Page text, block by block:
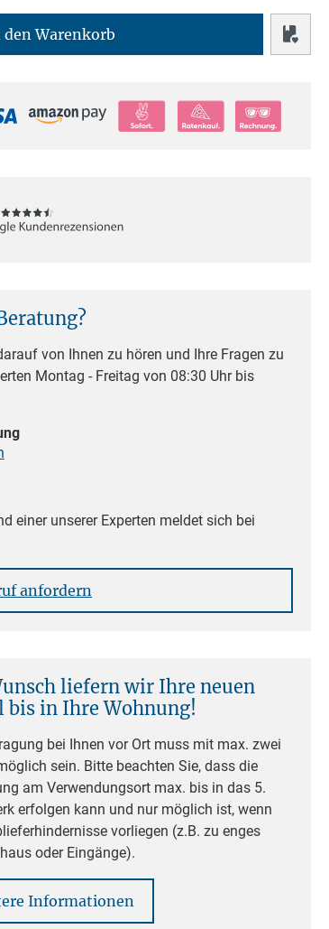
den Warenkorb
von Ihnen zu hören und Ihre Fragen zu
Montag - Freitag von 08:30 Uhr bis
einer unserer Experten meldet sich bei
anfordern
liefern wir Ihre neuen
bis in Ihre Wohnung!
bei Ihnen vor Ort muss mit max. zwei
sein. Bitte beachten Sie, dass die
am Verwendungsort max. bis in das 5.
erfolgen kann und nur möglich ist, wenn
vorliegen (z.B. zu enges
oder Eingänge).
Informationen